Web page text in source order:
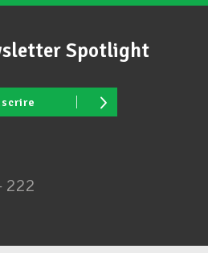
Spotlight
222